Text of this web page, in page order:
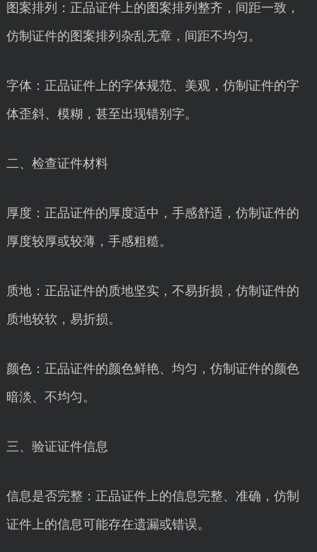
图案排列：正品证件上的图案排列整齐，间距一致，
仿制证件的图案排列杂乱无章，间距不均匀。
字体：正品证件上的字体规范、美观，仿制证件的字
体歪斜、模糊，甚至出现错别字。
二、检查证件材料
厚度：正品证件的厚度适中，手感舒适，仿制证件的
厚度较厚或较薄，手感粗糙。
质地：正品证件的质地坚实，不易折损，仿制证件的
质地较软，易折损。
颜色：正品证件的颜色鲜艳、均匀，仿制证件的颜色
暗淡、不均匀。
三、验证证件信息
信息是否完整：正品证件上的信息完整、准确，仿制
证件上的信息可能存在遗漏或错误。